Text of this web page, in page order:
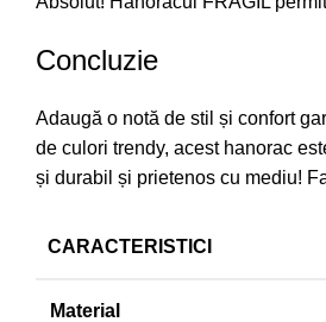
Concluzie
Adaugă o notă de stil și confort
de culori trendy, acest hanorac
și durabil și prietenos cu mediu!
CARACTERISTICI
Material